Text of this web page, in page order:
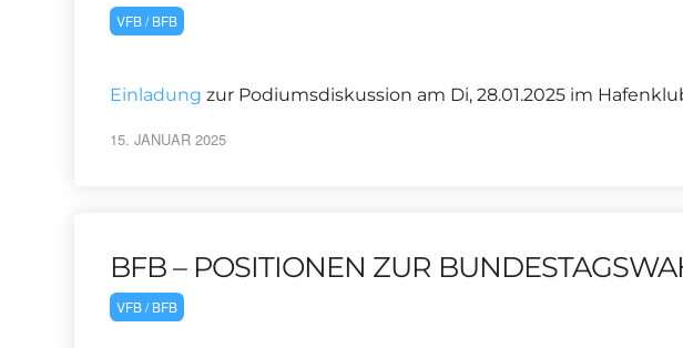
VFB / BFB
Einladung zur Podiumsdiskussion am Di, 28.01.2025 im
15. JANUAR 2025
BFB – POSITIONEN ZUR
VFB / BFB